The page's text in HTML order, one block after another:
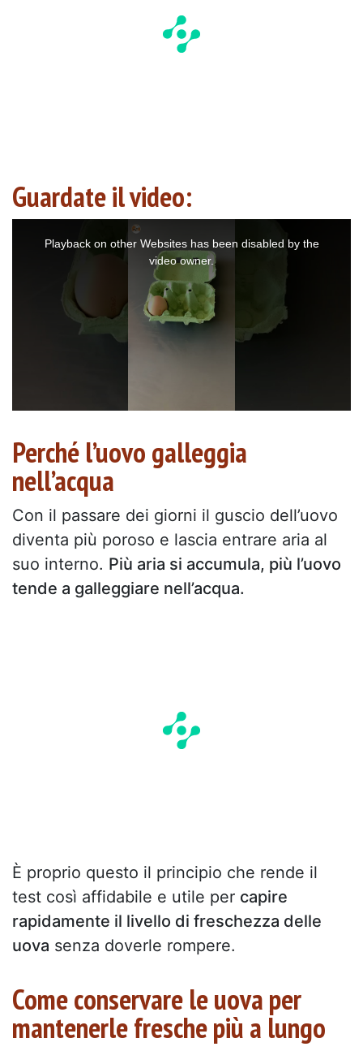
Guardate il video:
Playback on other Websites has been disabled by the
video owner.
Perché l’uovo galleggia
nell’acqua
Con il passare dei giorni il guscio dell’uovo
diventa più poroso e lascia entrare aria al
suo interno. Più aria si accumula, più l’uovo
tende a galleggiare nell’acqua.
È proprio questo il principio che rende il
test così affidabile e utile per capire
rapidamente il livello di freschezza delle
uova senza doverle rompere.
Come conservare le uova per
mantenerle fresche più a lungo